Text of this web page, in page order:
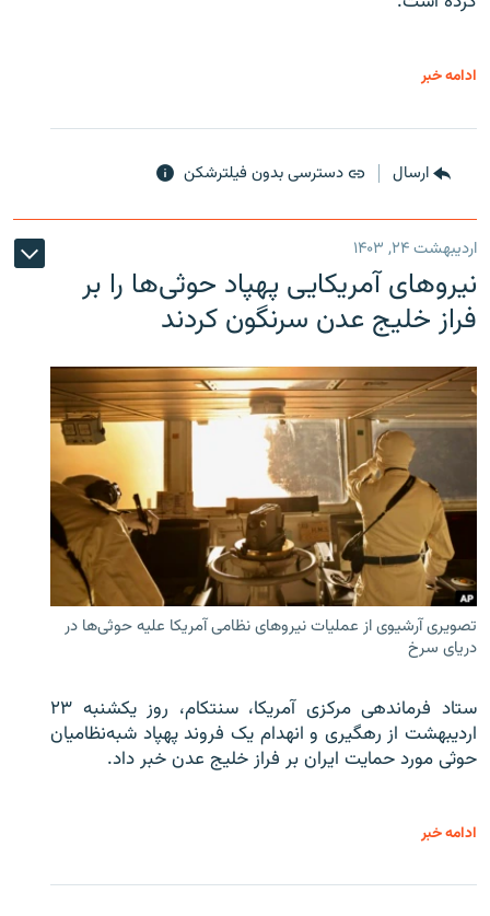
ادامه خبر
ارسال دسترسی بدون فیلترشکن
اردیبهشت ۲۴, ۱۴۰۳
نیروهای آمریکایی پهپاد حوثی‌ها را بر
فراز خلیج عدن سرنگون کردند
تصویری آرشیوی از عملیات نیروهای نظامی آمریکا علیه حوثی‌ها در
دریای سرخ
ستاد فرماندهی مرکزی آمریکا، سنتکام، روز یکشنبه ۲۳
اردیبهشت از رهگیری و انهدام یک فروند پهپاد شبه‌نظامیان
حوثی‌ مورد حمایت ایران بر فراز خلیج عدن خبر داد.
ادامه خبر